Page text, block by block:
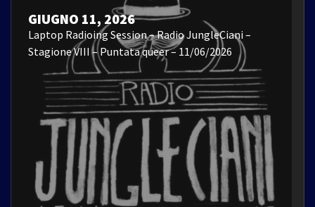
GIUGNO 11, 2026
Laptop Radioing Session – Radio JungleCiani –
Stagione VIII – Puntata queer – 11/06/2026